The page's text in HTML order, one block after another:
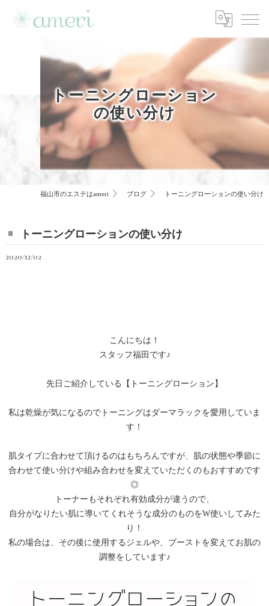
トーニングローション
の使い分け
福山市のエステはameri ブログ トーニングローションの使い分け
トーニングローションの使い分け
2020/12/02
こんにちは！
スタッフ福田です♪
先日ご紹介している【トーニングローション】
私は乾燥が気になるのでトーニングはダーマラックを愛用していま
す！
肌タイプに合わせて頂けるのはもちろんですが、肌の状態や季節に
合わせて使い分けや組み合わせを変えていただくのもおすすめです
◎
トーナーもそれぞれ有効成分が違うので、
自分がなりたい肌に導いてくれそうな成分のものをW使いしてみた
り！
私の場合は、その後に使用するジェルや、ブーストを変えてお肌の
調整をしています♪